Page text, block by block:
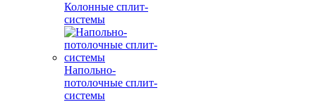
Колонные сплит-
системы
Напольно-
потолочные сплит-
системы